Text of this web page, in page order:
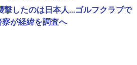
撃したのは日本人...ゴルフクラブで
が経緯を調査へ